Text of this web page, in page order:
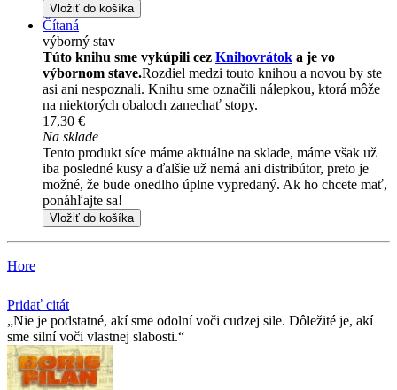
Vložiť do košíka
Čítaná
výborný stav
Túto knihu sme vykúpili cez Knihovrátok a je vo
výbornom stave.Rozdiel medzi touto knihou a novou by ste
asi ani nespoznali. Knihu sme označili nálepkou, ktorá môže
na niektorých obaloch zanechať stopy.
17,30 €
Na sklade
Tento produkt síce máme aktuálne na sklade, máme však už
iba posledné kusy a ďalšie už nemá ani distribútor, preto je
možné, že bude onedlho úplne vypredaný. Ak ho chcete mať,
ponáhľajte sa!
Vložiť do košíka
Hore
Pridať citát
Nie je podstatné, akí sme odolní voči cudzej sile. Dôležité je, akí
sme silní voči vlastnej slabosti.